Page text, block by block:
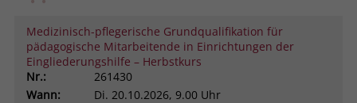
Medizinisch-pflegerische Grundqualifikation für
pädagogische Mitarbeitende in Einrichtungen der
Eingliederungshilfe – Herbstkurs
Nr.:
261430
Wann:
Di. 20.10.2026, 9.00 Uhr